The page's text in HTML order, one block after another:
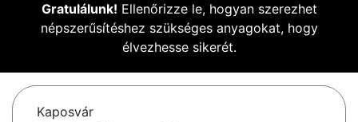
Gratulálunk! Ellenőrizze le, hogyan szerezhet
népszerűsítéshez szükséges anyagokat, hogy
élvezhesse sikerét.
Kaposvár